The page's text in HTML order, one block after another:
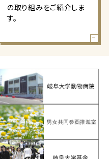
の取り組みをご紹介しま
す。